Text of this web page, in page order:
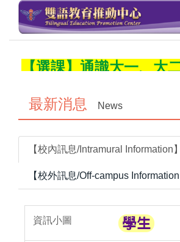
主
【選課】通識大一、大
最新消息
News
【校內訊息/Intramural Information】
【校外訊息/Off-campus Information